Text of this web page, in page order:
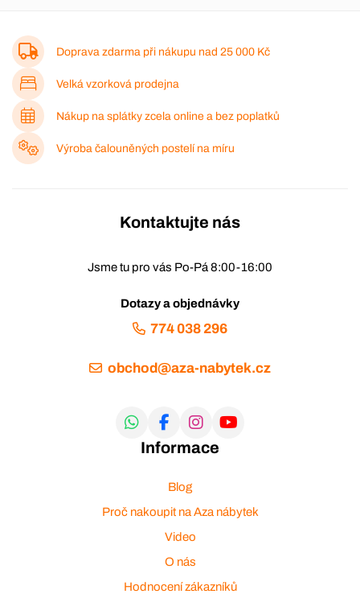
Doprava zdarma při nákupu nad 25 000 Kč
Velká vzorková prodejna
Nákup na splátky zcela online a bez poplatků
Výroba čalouněných postelí na míru
Kontaktujte nás
Jsme tu pro vás Po-Pá 8:00-16:00
Dotazy a objednávky
774 038 296
obchod@aza-nabytek.cz
Informace
Blog
Proč nakoupit na Aza nábytek
Video
O nás
Hodnocení zákazníků